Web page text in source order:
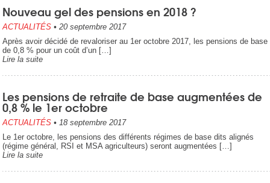
Nouveau gel des pensions en 2018 ?
ACTUALITÉS • 20 septembre 2017
Après avoir décidé de revaloriser au 1er octobre 2017, les pensions de base
de 0,8 % pour un coût d’un […]
Lire la suite
Les pensions de retraite de base augmentées de
0,8 % le 1er octobre
ACTUALITÉS • 18 septembre 2017
Le 1er octobre, les pensions des différents régimes de base dits alignés
(régime général, RSI et MSA agriculteurs) seront augmentées […]
Lire la suite